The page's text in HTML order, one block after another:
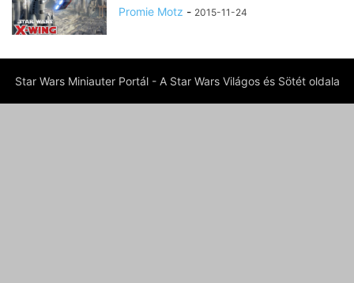
Promie Motz - 2015-11-24
Star Wars Miniauter Portál - A Star Wars Világos és Sötét oldala